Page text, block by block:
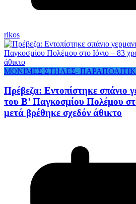
rikos
ΜΟΝΙΜΕΣ ΣΤΗΛΕΣ-
Πρέβεζα: Εντοπίστηκε σπάνιο
του Β’ Παγκοσμίου Πολέμου
μετά βρέθηκε σχεδόν άθικτο